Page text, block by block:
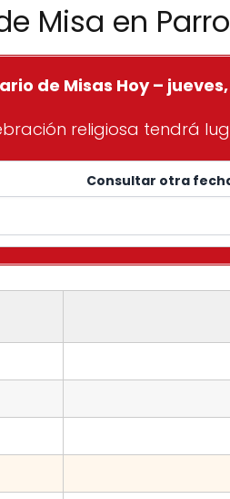
Misa en
de Misas Hoy –
religiosa tendrá
Consultar otra